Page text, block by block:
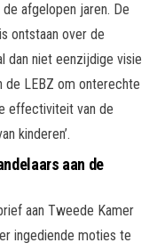
afgelopen jaren. De
ontstaan over de
dan niet eenzijdige visie
de LEBZ om onterechte
effectiviteit van de
kinderen’.
aan de
aan Tweede Kamer
ingediende moties te